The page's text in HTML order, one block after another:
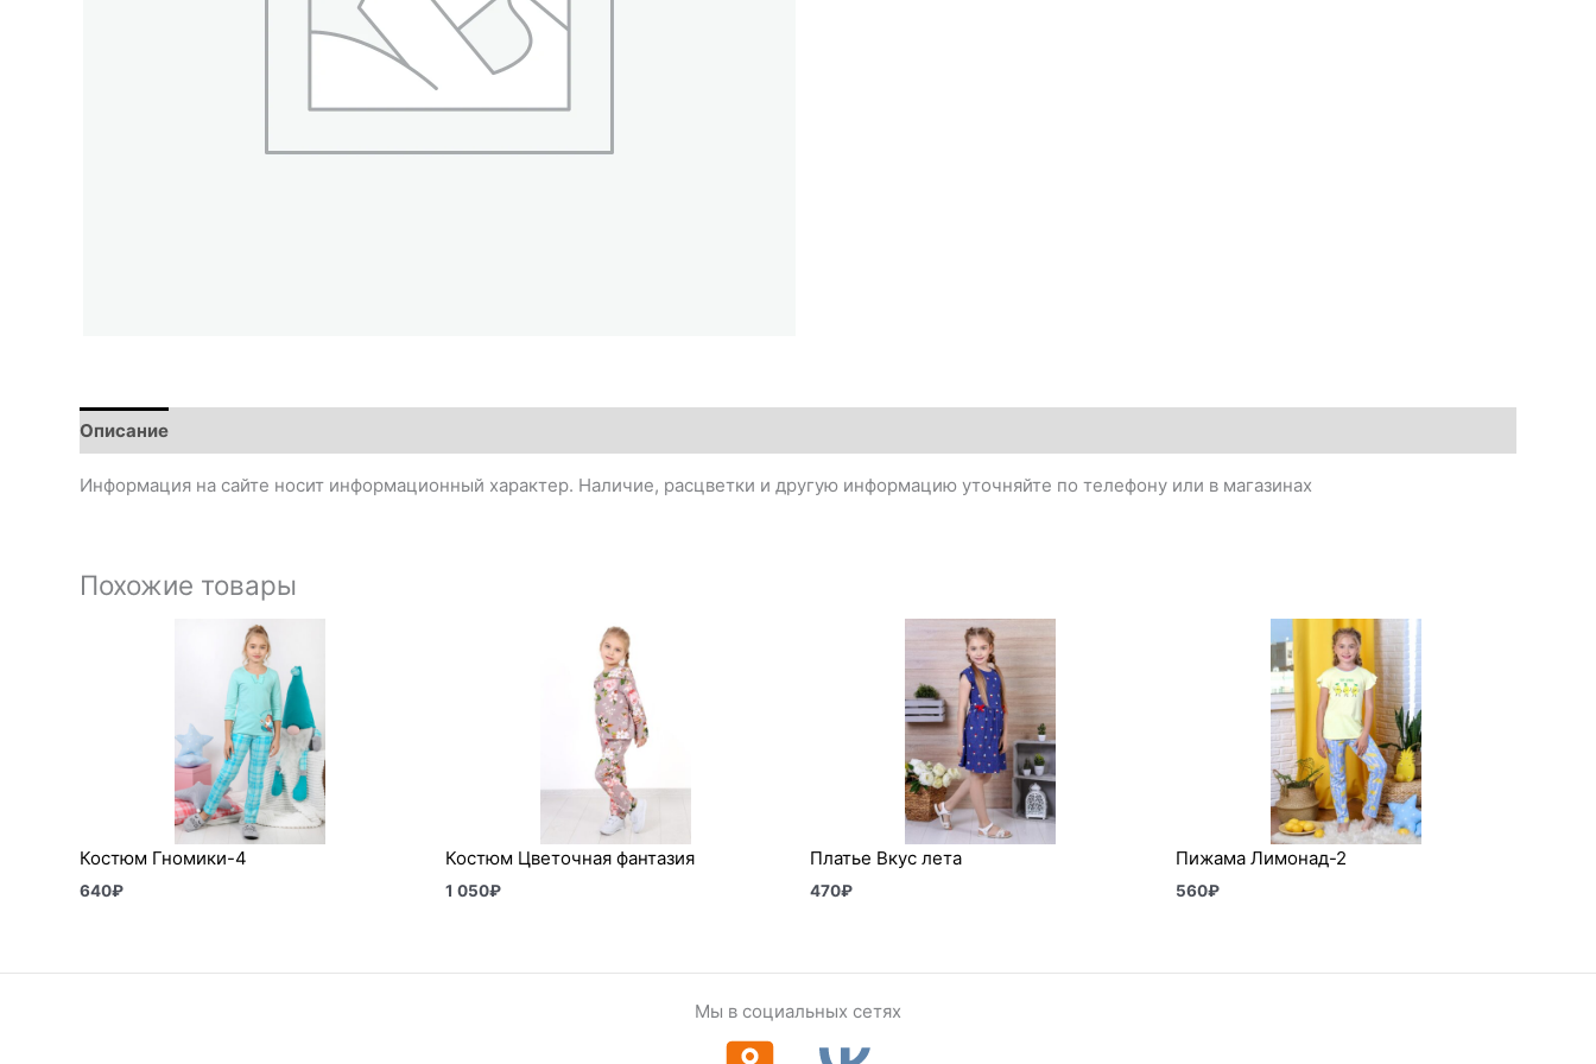
Описание
Информация на сайте носит информационный характер. Наличие, расцветки и другую информацию уточняйте по телефону или в магазинах
Похожие товары
Костюм Гномики-4
640₽
Костюм Цветочная фантазия
1 050₽
Платье Вкус лета
470₽
Пижама Лимонад-2
560₽
Мы в социальных сетях